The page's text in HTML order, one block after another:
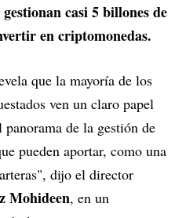
casi 5 billones de
en criptomonedas.
que la mayoría de los
ven un claro papel
de la gestión de
pueden aportar, como una
dijo el director
Mohideen, en un